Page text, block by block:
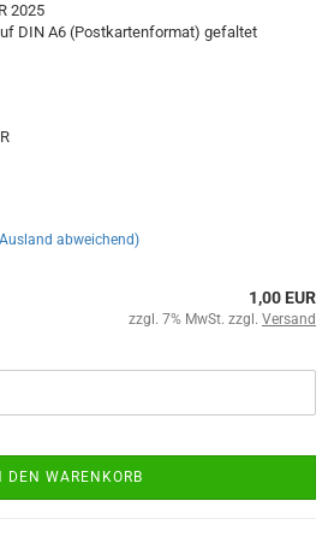
2025
DIN A6 (Postkartenformat) gefaltet
abweichend)
1,00 EUR
zzgl. 7% MwSt. zzgl. Versand
DEN WARENKORB